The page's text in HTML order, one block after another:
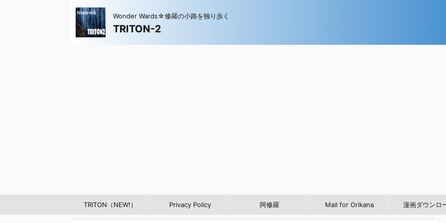
Wonder Wards☆修羅の小路を独り歩く
TRITON-2
TRITON（NEW!） Privacy Policy 阿修羅 Mail for Orikana 漫画ダウンロ